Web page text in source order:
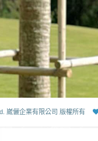
崴儷企業有限公司 版權所有